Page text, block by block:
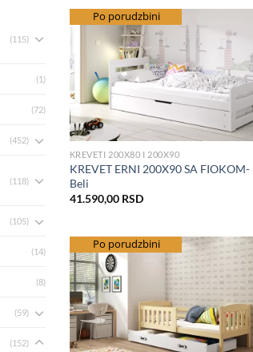
(115)
(1)
(72)
(452)
(118)
(105)
(14)
(8)
(59)
(152)
besplatna dostava
Po porudzbini
Add to
KREVETI 200X80 I 200X90
KREVET ERNI 200X90 SA FIOKOM-
Beli
41.590,00 RSD
besplatna dostava
Po porudzbini
Add to